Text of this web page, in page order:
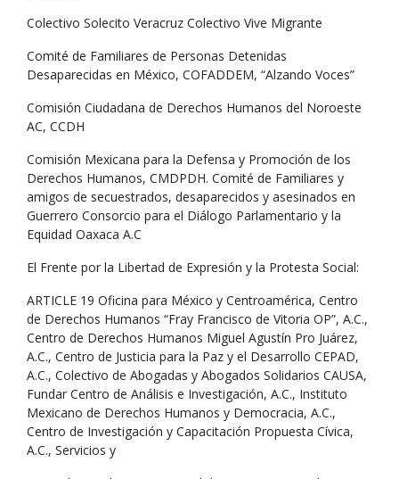
Colectivo Solecito Veracruz Colectivo Vive Migrante
Comité de Familiares de Personas Detenidas
Desaparecidas en México, COFADDEM, “Alzando Voces”
Comisión Ciudadana de Derechos Humanos del Noroeste
AC, CCDH
Comisión Mexicana para la Defensa y Promoción de los
Derechos Humanos, CMDPDH. Comité de Familiares y
amigos de secuestrados, desaparecidos y asesinados en
Guerrero Consorcio para el Diálogo Parlamentario y la
Equidad Oaxaca A.C
El Frente por la Libertad de Expresión y la Protesta Social:
ARTICLE 19 Oficina para México y Centroamérica, Centro
de Derechos Humanos “Fray Francisco de Vitoria OP”, A.C.,
Centro de Derechos Humanos Miguel Agustín Pro Juárez,
A.C., Centro de Justicia para la Paz y el Desarrollo CEPAD,
A.C., Colectivo de Abogadas y Abogados Solidarios CAUSA,
Fundar Centro de Análisis e Investigación, A.C., Instituto
Mexicano de Derechos Humanos y Democracia, A.C.,
Centro de Investigación y Capacitación Propuesta Cívica,
A.C., Servicios y